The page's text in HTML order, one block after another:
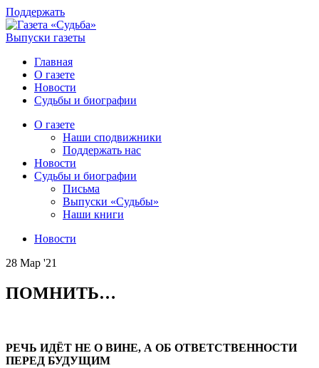
Поддержать
Выпуски газеты
Главная
О газете
Новости
Судьбы и биографии
О газете
Наши сподвижники
Поддержать нас
Новости
Судьбы и биографии
Письма
Выпуски «Судьбы»
Наши книги
Новости
28 Мар '21
ПОМНИТЬ…
РЕЧЬ ИДЁТ НЕ О ВИНЕ, А ОБ ОТВЕТСТВЕННОСТИ
ПЕРЕД БУДУЩИМ